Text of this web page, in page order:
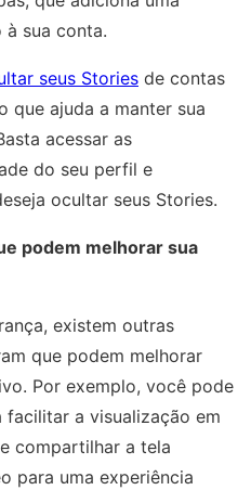
sua conta.
seus Stories de contas
que ajuda a manter sua
acessar as
do seu perfil e
ocultar seus Stories.
podem melhorar sua
existem outras
que podem melhorar
Por exemplo, você pode
a visualização em
compartilhar a tela
para uma experiência